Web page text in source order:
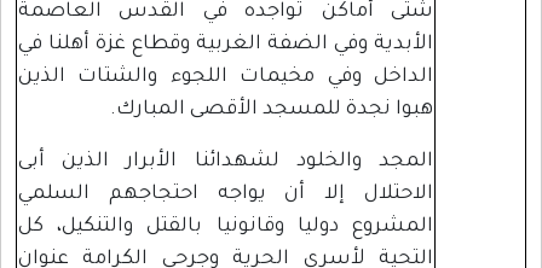
شتى أماكن تواجده في القدس العاصمة
الأبدية وفي الضفة الغربية وقطاع غزة أهلنا في
الداخل وفي مخيمات اللجوء والشتات الذين
هبوا نجدة للمسجد الأقصى المبارك.
المجد والخلود لشهدائنا الأبرار الذين أبى
الاحتلال إلا أن يواجه احتجاجهم السلمي
المشروع دوليا وقانونيا بالقتل والتنكيل، كل
التحية لأسرى الحرية وجرحى الكرامة عنوان